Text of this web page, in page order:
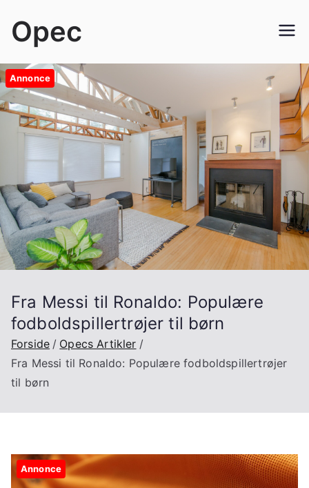
indhold
Opec
Annonce
Fra Messi til Ronaldo: Populære
fodboldspillertrøjer til børn
Forside
Opecs Artikler
Fra Messi til Ronaldo: Populære fodboldspillertrøjer
til børn
Annonce